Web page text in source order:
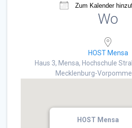
Zum Kalender
ICS herunterladenWo
HOST Mensa
Haus 3, Mensa, Hochschule
Mecklenburg-
HOST Mensa